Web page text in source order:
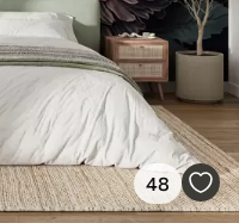
48